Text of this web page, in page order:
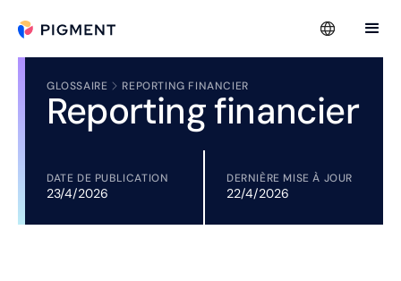
GLOSSAIRE REPORTING FINANCIER
Reporting financier
DATE DE PUBLICATION
23/4/2026
DERNIÈRE MISE À JOUR
22/4/2026